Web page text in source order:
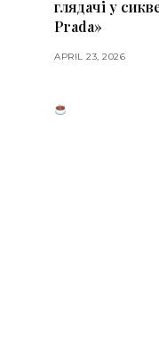
глядачі у
Prada»
APRIL 23, 2026